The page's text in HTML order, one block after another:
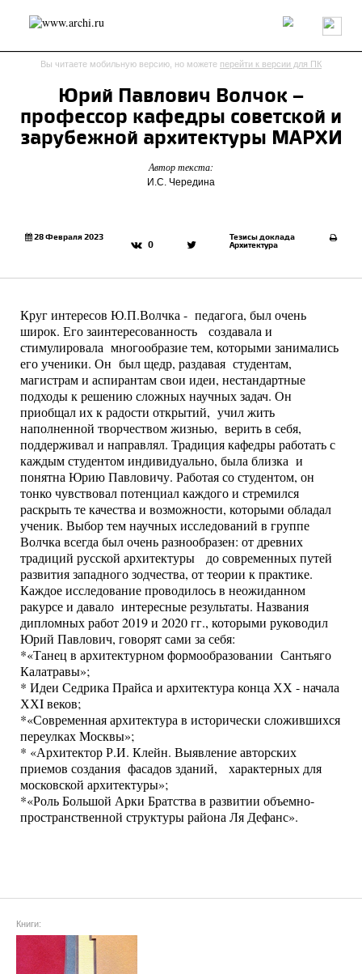
Россия Мир Технологии Интерьер Пресса
Архитекторы
send.project Анонсы конкурсов
Журнал
Исследование
Мнение
Результаты конкурса
Рецензия Архитектура
Книги
Наследие Образование
Вы читаете мобильную версию, но можете перейти к версии для ПК
Юрий Павлович Волчок –
профессор кафедры советской и
зарубежной архитектуры МАРХИ
Автор текста:
И.С. Чередина
28 Февраля 2023
0
Тезисы доклада
Архитектура
Круг интересов Ю.П.Волчка - педагога, был очень
широк. Его заинтересованность создавала и
стимулировала многообразие тем, которыми занимались
его ученики. Он был щедр, раздавая студентам,
магистрам и аспирантам свои идеи, нестандартные
подходы к решению сложных научных задач. Он
приобщал их к радости открытий, учил жить
наполненной творчеством жизнью, верить в себя,
поддерживал и направлял. Традиция кафедры работать с
каждым студентом индивидуально, была близка и
понятна Юрию Павловичу. Работая со студентом, он
тонко чувствовал потенциал каждого и стремился
раскрыть те качества и возможности, которыми обладал
ученик. Выбор тем научных исследований в группе
Волчка всегда был очень разнообразен: от древних
традиций русской архитектуры до современных путей
развития западного зодчества, от теории к практике.
Каждое исследование проводилось в неожиданном
ракурсе и давало интересные результаты. Названия
дипломных работ 2019 и 2020 гг., которыми руководил
Юрий Павлович, говорят сами за себя:
*«Танец в архитектурном формообразовании Сантьяго
Калатравы»;
* Идеи Седрика Прайса и архитектура конца ХХ - начала
ХХI веков;
*«Современная архитектура в исторически сложившихся
переулках Москвы»;
* «Архитектор Р.И. Клейн. Выявление авторских
приемов создания фасадов зданий, характерных для
московской архитектуры»;
*«Роль Большой Арки Братства в развитии объемно-
пространственной структуры района Ля Дефанс».
Книги: